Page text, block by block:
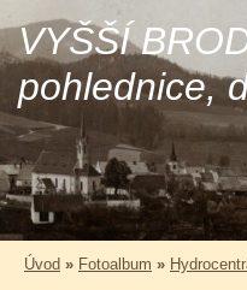
VYŠŠÍ
pohlednice,
Úvod » Fotoalbum »